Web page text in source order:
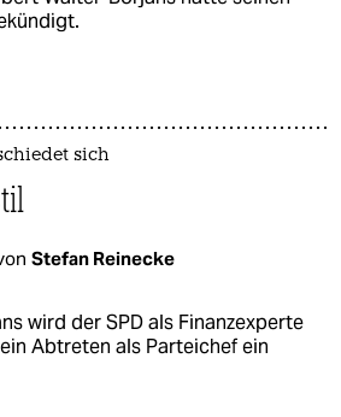
sich
Stefan Reinecke
wird der SPD als Finanzexperte
Abtreten als Parteichef ein